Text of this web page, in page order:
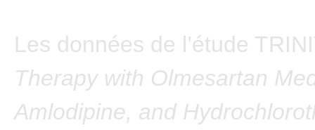
Les données de l’étude
Therapy with Olmesartan
Amlodipine, and